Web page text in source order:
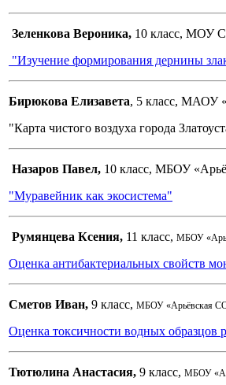
Зеленкова Вероника, 10 класс, МОУ
"Изучение формирования дернины
Бирюкова Елизавета, 5 класс, МАОУ
"Карта чистого воздуха города
Назаров Павел, 10 класс, МБОУ
"Муравейник как экосистема"
Румянцева Ксения, 11 класс, МБОУ
Оценка антибактериальных свойств
Сметов Иван, 9 класс, МБОУ «Арьёвская
Оценка токсичности водных образцов
Тютюлина Анастасия, 9 класс, МБОУ